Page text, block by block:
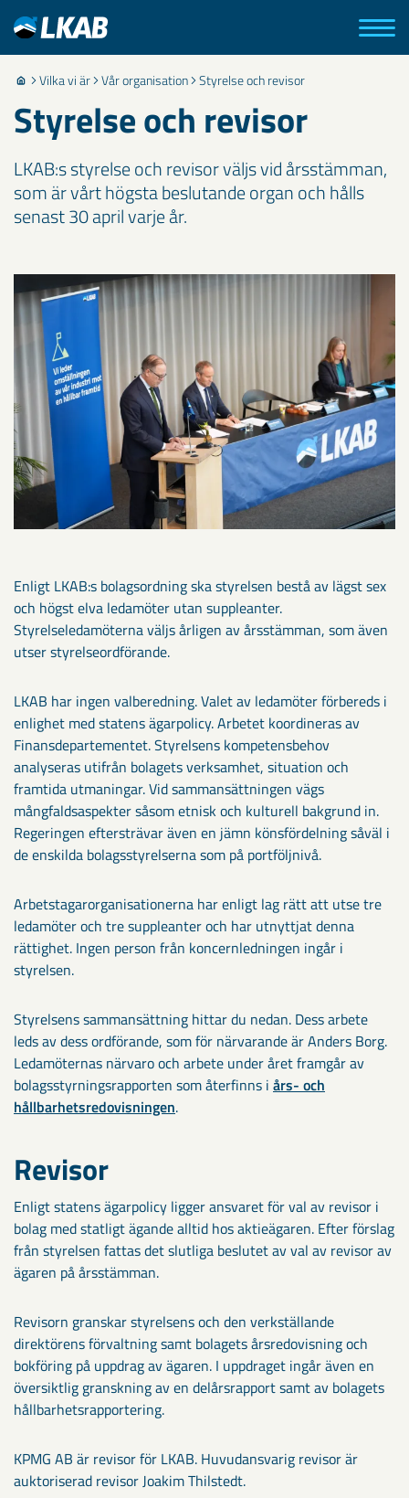
Vilka vi är Vår organisation Styrelse och revisor
Styrelse och revisor
LKAB:s styrelse och revisor väljs vid årsstämman,
som är vårt högsta beslutande organ och hålls
senast 30 april varje år.
Enligt LKAB:s bolagsordning ska styrelsen bestå av lägst sex
och högst elva ledamöter utan suppleanter.
Styrelseledamöterna väljs årligen av årsstämman, som även
utser styrelseordförande.
LKAB har ingen valberedning. Valet av ledamöter förbereds i
enlighet med statens ägarpolicy. Arbetet koordineras av
Finansdepartementet. Styrelsens kompetensbehov
analyseras utifrån bolagets verksamhet, situation och
framtida utmaningar. Vid sammansättningen vägs
mångfaldsaspekter såsom etnisk och kulturell bakgrund in.
Regeringen eftersträvar även en jämn könsfördelning såväl i
de enskilda bolagsstyrelserna som på portföljnivå.
Arbetstagarorganisationerna har enligt lag rätt att utse tre
ledamöter och tre suppleanter och har utnyttjat denna
rättighet. Ingen person från koncernledningen ingår i
styrelsen.
Styrelsens sammansättning hittar du nedan. Dess arbete
leds av dess ordförande, som för närvarande är Anders Borg.
Ledamöternas närvaro och arbete under året framgår av
bolagsstyrningsrapporten som återfinns i års- och
hållbarhetsredovisningen.
Revisor
Enligt statens ägarpolicy ligger ansvaret för val av revisor i
bolag med statligt ägande alltid hos aktieägaren. Efter förslag
från styrelsen fattas det slutliga beslutet av val av revisor av
ägaren på årsstämman.
Revisorn granskar styrelsens och den verkställande
direktörens förvaltning samt bolagets årsredovisning och
bokföring på uppdrag av ägaren. I uppdraget ingår även en
översiktlig granskning av en delårsrapport samt av bolagets
hållbarhetsrapportering.
KPMG AB är revisor för LKAB. Huvudansvarig revisor är
auktoriserad revisor Joakim Thilstedt.